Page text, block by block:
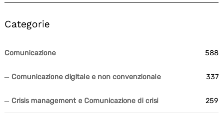
Categorie
Comunicazione 588
Comunicazione digitale e non convenzionale 337
Crisis management e Comunicazione di crisi 259